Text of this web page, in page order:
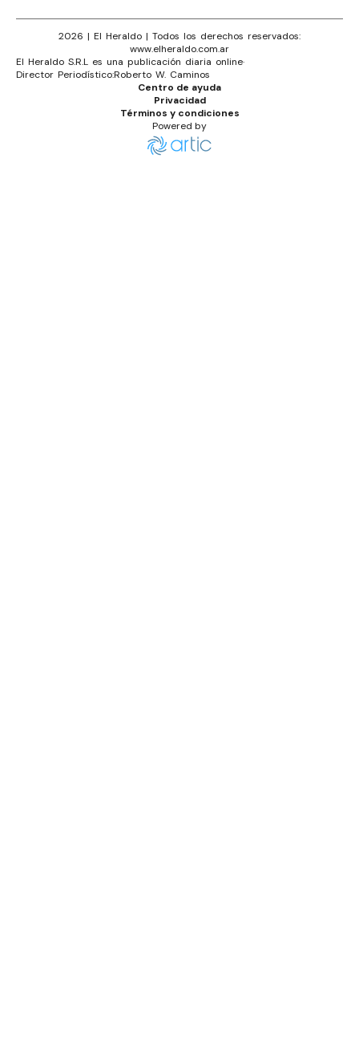
2026 | El Heraldo | Todos los derechos reservados:
www.elheraldo.com.ar
El Heraldo S.R.L es una publicación diaria online·
Director Periodístico:Roberto W. Caminos
Términos y condiciones
Privacidad
Centro de ayuda
Powered by